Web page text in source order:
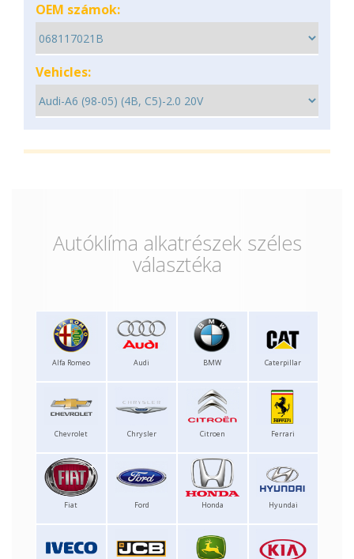
OEM számok:
Vehicles:
Autóklíma alkatrészek széles
választéka
Alfa Romeo Audi BMW Caterpillar
Chevrolet Chrysler Citroen Ferrari
Fiat Ford Honda Hyundai